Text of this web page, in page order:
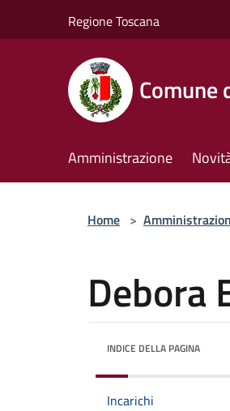
Regione Toscana
Comune
Amministrazione
Home >
Debora
INDICE DELLA PAGINA
Incarichi